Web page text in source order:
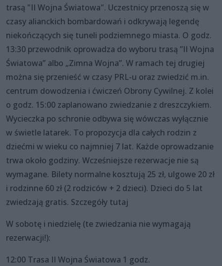
trasą "II Wojna Światowa". Uczestnicy przenoszą się w
czasy alianckich bombardowań i odkrywają legendę
niekończących się tuneli podziemnego miasta. O godz.
13:30 przewodnik oprowadza do wyboru trasą ”II Wojna
Światowa” albo „Zimna Wojna”. W ramach tej drugiej
można się przenieść w czasy PRL-u oraz zwiedzić m.in.
centrum dowodzenia i ćwiczeń Obrony Cywilnej. Z kolei
o godz. 15:00 zaplanowano zwiedzanie z dreszczykiem.
Wycieczka po schronie odbywa się wówczas wyłącznie
w świetle latarek. To propozycja dla całych rodzin z
dziećmi w wieku co najmniej 7 lat. Każde oprowadzanie
trwa około godziny. Wcześniejsze rezerwacje nie są
wymagane. Bilety normalne kosztują 25 zł, ulgowe 20 zł
i rodzinne 60 zł (2 rodziców + 2 dzieci). Dzieci do 5 lat
zwiedzają gratis. Szczegóły tutaj
W sobotę i niedzielę (te zwiedzania nie wymagają
rezerwacji!):
12:00 Trasa II Wojna Światowa 1 godz.